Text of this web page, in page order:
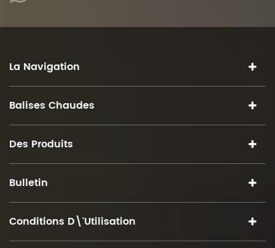
La Navigation
Balises Chaudes
Des Produits
Bulletin
Conditions D\'utilisation